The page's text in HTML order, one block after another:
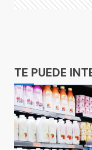
TE PUEDE